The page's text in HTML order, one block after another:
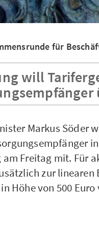
für
will
Markus Söder
Freitag mit. Für
zur
Höhe von 500 Euro